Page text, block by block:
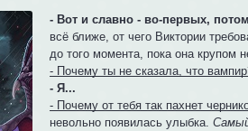
- Вот и славно - во-первых,
всё ближе, от чего Виктории
до того момента, пока она крупом
- Почему ты не сказала, что
- Я...
- Почему от тебя так пахнет
невольно появилась улыбка.